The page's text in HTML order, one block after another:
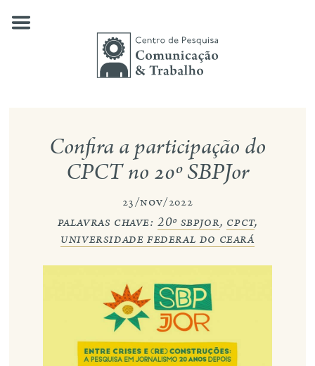
nossas pesquisas
notícias
eventos
contato
busca
eng
Confira a participação do
CPCT no 20º SBPJor
23/nov/2022
palavras chave:20º sbpjor, cpct,
universidade federal do ceará